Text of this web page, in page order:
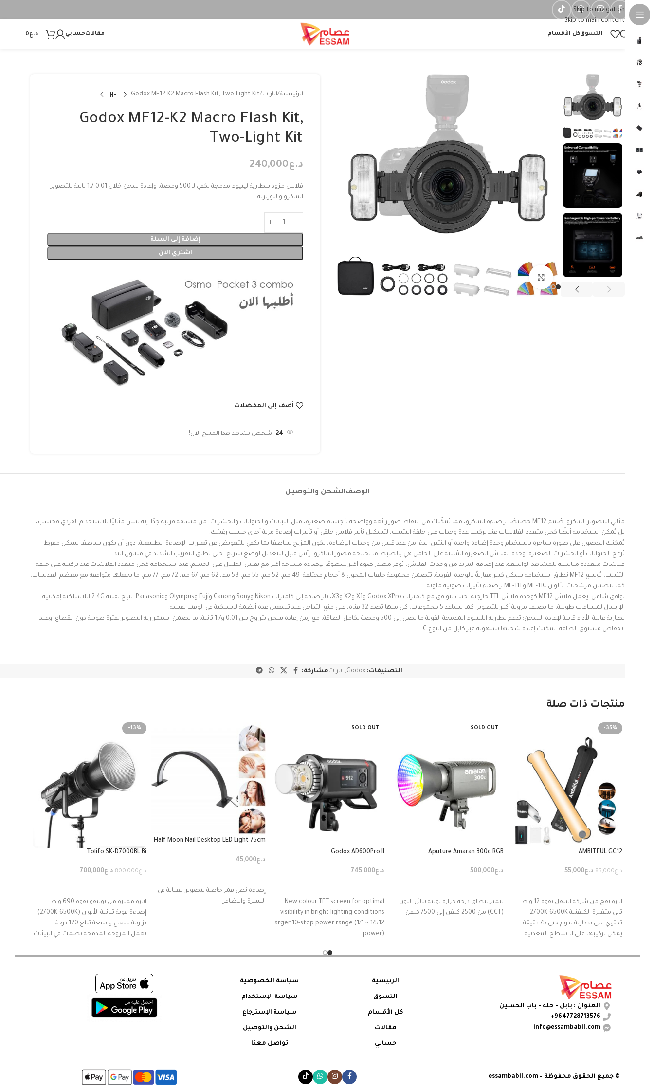
Skip to navigation
Skip to main content
التسوقكل الأقسام مقالاتحسابي د.ع0
Click to enlarge
الرئيسية انارات Godox MF12-K2 Macro Flash Kit, Two-Light Kit
Godox MF12-K2 Macro Flash Kit,
Two-Light Kit
د.ع240,000
فلاش مزود ببطارية ليثيوم مدمجة تكفي لـ 500 ومضة، وإعادة شحن خلال 0.01-1.7 ثانية للتصوير
الماكرو والبورتريه.
إضافة إلى السلة
اشتري الآن
أضف إلى المفضلات
24 شخص يشاهد هذا المنتج الآن!
الوصفالشحن والتوصيل
مثالي للتصوير الماكرو: صُمم MF12 خصيصًا لإضاءة الماكرو، مما يُمكّنك من التقاط صور رائعة وواضحة لأجسام صغيرة، مثل النباتات والحيوانات والحشرات، من مسافة قريبة جدًا. إنه ليس مثاليًا للاستخدام الفردي فحسب،
بل يُمكن استخدامه أيضًا كحل متعدد الفلاشات عند تركيب عدة وحدات على حلقة التثبيت، لتشكيل تأثير فلاش حلقي أو تأثيرات إضاءة مرنة أخرى حسب رغبتك.
يُمكنك الحصول على صورة ساحرة باستخدام وحدة إضاءة واحدة أو اثنتين: بدءًا من عدد قليل من وحدات الإضاءة، يكون المزيج ساطعًا بما يكفي للتعويض عن تغيرات الإضاءة الطبيعية، دون أن يكون ساطعًا بشكل مفرط
يُزعج الحيوانات أو الحشرات الصغيرة. وحدة الفلاش الصغيرة المُثبتة على الحامل هي بالضبط ما يحتاجه مصور الماكرو. رأس قابل للتعديل لوضع سريع، حتى نطاق التقريب الشديد في متناول اليد.
فلاشات متعددة مناسبة للمشاهد الواسعة: عند إضافة المزيد من وحدات الفلاش، يُوفر مصدر ضوء أكثر سطوعًا لإضاءة مساحة أكبر مع تقليل الظلال على الجسم. عند استخدامه كحل متعدد الفلاشات عند تركيبه على حلقة
التثبيت، يُوسع MF12 نطاق استخدامه بشكل كبير مقارنةً بالوحدة الفردية. تتضمن مجموعة حلقات المحول 8 أحجام مختلفة: 49 مم، 52 مم، 55 مم، 58 مم، 62 مم، 67 مم، 72 مم، 77 مم، ما يجعلها متوافقة مع معظم العدسات.
كما تتضمن مرشحات الألوان MF-11C وMF-11T لإضفاء تأثيرات ضوئية ملونة.
توافق شامل: يعمل فلاش MF12 كوحدة فلاش TTL خارجية، حيث يتوافق مع كاميرات Godox XPro وX1 وX2 وX3، بالإضافة إلى كاميرات Nikon وSony وCanon وFuji وOlympus وPanasonic. تتيح تقنية 2.4G اللاسلكية إمكانية
الإرسال لمسافات طويلة، ما يضيف مرونة أكبر للتصوير. كما تساعد 5 مجموعات، كل منها تضم ​​32 قناة، على منع التداخل عند تشغيل عدة أنظمة لاسلكية في الوقت نفسه.
بطارية عالية الأداء قابلة لإعادة الشحن: تدعم بطارية الليثيوم المدمجة القوية ما يصل إلى 500 ومضة بكامل الطاقة، مع زمن إعادة شحن يتراوح بين 0.01 و1.7 ثانية، ما يضمن استمرارية التصوير لفترة طويلة دون انقطاع. وعند
انخفاض مستوى الطاقة، يمكنك إعادة شحنها بسهولة عبر كابل من النوع C.
التصنيفات: Godox
, اناراتمشاركة:
منتجات ذات صلة
-35%
AMBITFUL GC12
د.ع85,000 د.ع55,000
انارة نفخ من شركة انبتفل بقوة 12 واط
تاتي متغيرة الكلفنية 2700K-6500K
تحتوي على بطارية تدوم حتى 75 دقيقة
يمكن تركيبها على الاسطح المعدنية
تكون مقاومة للماء
SOLD OUT
Aputure Amaran 300c RGB
د.ع500,000
يتميز بنطاق درجة حرارة لونية ثنائي اللون
(CCT) من 2500 كلفن إلى 7500 كلفن
SOLD OUT
Godox AD600Pro II
د.ع745,000
New colour TFT screen for optimal
visibility in bright lighting conditions
Larger 10-stop power range (1/1 ~ 1/512
power)
capturing action
lamp
Bowens S-Type accessory mount
Half Moon Nail Desktop LED Light 75cm
د.ع45,000
إضاءة نص قمر خاصة بتصوير العناية في
البشرة والاظافر
-13%
Tolifo SK-D7000BL Bi
د.ع800,000 د.ع700,000
انارة مميزة من توليفو بقوة 690 واط
إضاءة قوية ثنائية الألوان (2700K-6500K)
بزاوية شعاع واسعة تبلغ 120 درجة
تعمل المروحة المدمجة بصمت في البيئات
تتضمن خيارات التحكم تطبيق Linklite أو
12 تأثيرات إضاءة خاصة FX تضيف الإبداع
يمكن تشغيلها عن طريق الشحن من
خلال بطارية V
minutes
العنوان : بابل - حله - باب الحسين
9647728713576+
info@essambabil.com
الرئيسية
التسوق
كل الأقسام
مقالات
حسابي
سياسة الخصوصية
سياسة الإستخدام
سياسة الإسترجاع
الشحن والتوصيل
تواصل معنا
© جميع الحقوق محفوظة – essambabil.com